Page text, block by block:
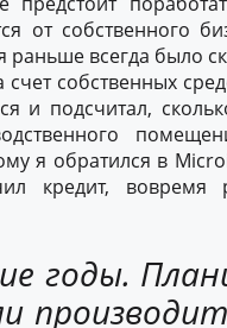
от собственного
раньше всегда было
собственных
и подсчитал,
я обратился в
кредит, вовремя
годы.